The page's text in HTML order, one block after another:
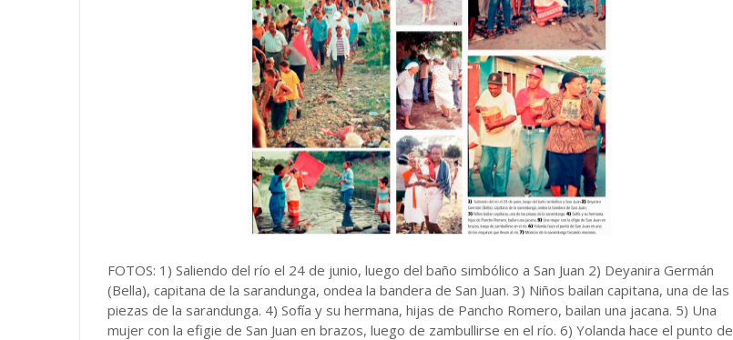
FOTOS: 1) Saliendo del río el 24 de junio, luego del baño simbólico a San Juan 2) Deyanira Germán
(Bella), capitana de la sarandunga, ondea la bandera de San Juan. 3) Niños bailan capitana, una de las
piezas de la sarandunga. 4) Sofía y su hermana, hijas de Pancho Romero, bailan una jacana. 5) Una
mujer con la efigie de San Juan en brazos, luego de zambullirse en el río. 6) Yolanda hace el punto de